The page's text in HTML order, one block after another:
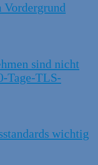
sind nicht
Tage-TLS-
wichtig